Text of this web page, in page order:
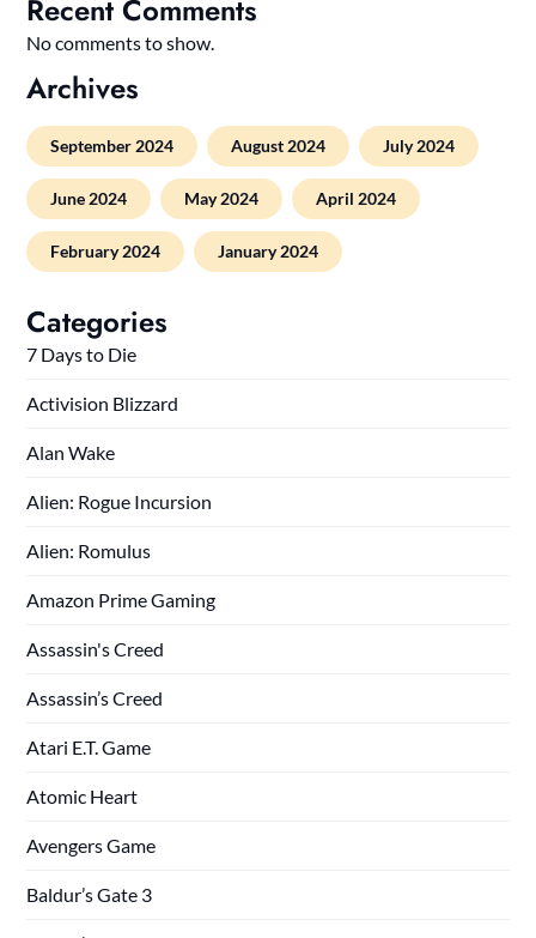
Recent Comments
No comments to show.
Archives
September 2024 August 2024 July 2024
June 2024 May 2024 April 2024
February 2024 January 2024
Categories
7 Days to Die
Activision Blizzard
Alan Wake
Alien: Rogue Incursion
Alien: Romulus
Amazon Prime Gaming
Assassin's Creed
Assassin’s Creed
Atari E.T. Game
Atomic Heart
Avengers Game
Baldur’s Gate 3